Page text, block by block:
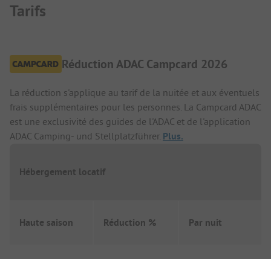
Tarifs
Réduction ADAC Campcard 2026
La réduction s'applique au tarif de la nuitée et aux éventuels
frais supplémentaires pour les personnes. La Campcard ADAC
est une exclusivité des guides de l'ADAC et de l'application
ADAC Camping- und Stellplatzführer. Plus.
Hébergement locatif
Haute saison Réduction % Par nuit